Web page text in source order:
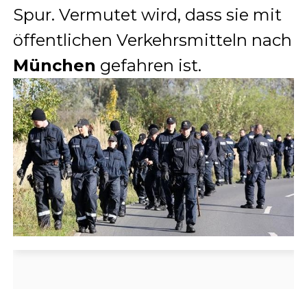
Spur. Vermutet wird, dass sie mit
öffentlichen Verkehrsmitteln nach
München gefahren ist.